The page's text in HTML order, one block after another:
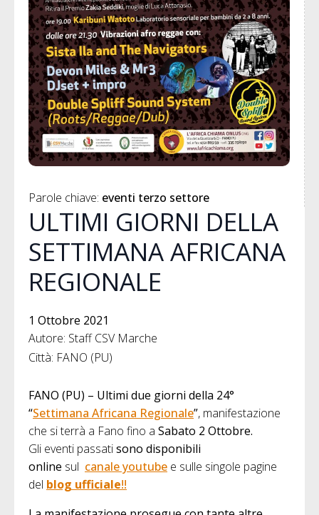
Parole chiave: eventi terzo settore
ULTIMI GIORNI DELLA
SETTIMANA AFRICANA
REGIONALE
1 Ottobre 2021
Autore: Staff CSV Marche
Città: FANO (PU)
FANO (PU) – Ultimi due giorni della 24°
“Settimana Africana Regionale”, manifestazione
che si terrà a Fano fino a Sabato 2 Ottobre.
Gli eventi passatisono disponibili
online sul canale youtube e sulle singole pagine
del blog ufficiale!!